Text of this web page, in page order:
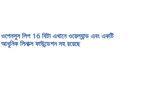
ওপেনসুস লিপ 16 বিটা এখানে ওয়েল্যান্ড এবং একটি
আধুনিক লিনাক্স ফাউন্ডেশন সহ রয়েছে